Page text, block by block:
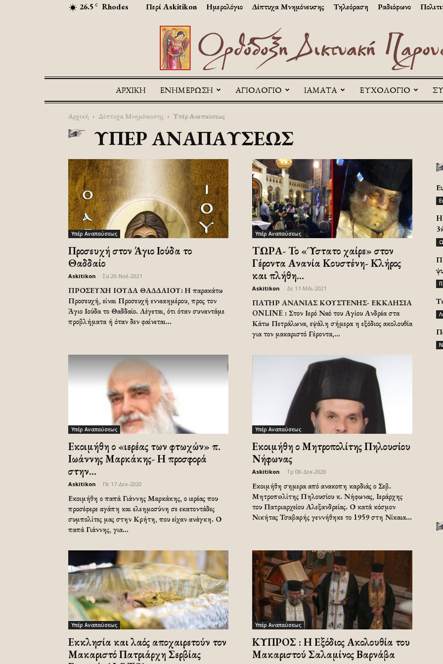
26.5 C Rhodes Περί Askitikon Ημερολόγιο Δίπτυχα Μνημόνευσης Τηλεόραση Ραδιόφωνο
Askitikon
ΑΡΧΙΚΉ ΕΝΗΜΕΡΩΣΗ ΑΓΙΟΛΟΓΙΟ ΙΑΜΑΤΑ ΕΥΧΟΛΟΓΙΟ
Αρχική Δίπτυχα Μνημόνευσης Υπέρ Αναπαύσεως
ΥΠΈΡ ΑΝΑΠΑΎΣΕΩΣ
Υπέρ Αναπαύσεως
Προσευχή στον Άγιο Ιούδα το
Θαδδαίο
Askitikon Σα 20-Νοέ-2021
ΠΡΟΣΕΥΧΗ ΙΟΥΔΑ ΘΑΔΔΑΙΟΥ: Η παρακάτω
Προσευχή, είναι Προσευχή εννεαημέρου, προς τον
Άγιο Ιούδα το Θαδδαίο. Λέγεται, ότι όταν συναντάμε
προβλήματα ή όταν δεν φαίνεται...
Υπέρ Αναπαύσεως
ΤΩΡΑ- Το «Ύστατο χαίρε» στον
Γέροντα Ανανία Κουστένη- Κλήρος
και πλήθη...
Askitikon Δε 17-Μάι-2021
ΠΑΤΗΡ ΑΝΑΝΙΑΣ ΚΟΥΣΤΕΝΗΣ- ΕΚΚΛΗΣΙΑ
ONLINE : Στον Ιερό Ναό του Αγίου Ανδρέα στα
Κάτω Πετράλωνα, εψάλη σήμερα η εξόδιος ακολουθία
για τον μακαριστό Γέροντα,...
Υπέρ Αναπαύσεως
Εκοιμήθη ο «ιερέας των φτωχών» π.
Ιωάννης Μαρκάκης- Η προσφορά
στην...
Askitikon Πε 17-Δεκ-2020
Εκοιμήθη ο παπά Γιάννης Μαρκάκης, ο ιερέας που
προσέφερε αγάπη και ελεημοσύνη σε εκατοντάδες
συμπολίτες μας στην Κρήτη, που είχαν ανάγκη. Ο
παπά Γιάννης, για...
Υπέρ Αναπαύσεως
Εκοιμήθη ο Μητροπολίτης Πηλουσίου
Νήφωνας
Askitikon Τρ 08-Δεκ-2020
Εκοιμήθη σημερα από ανακοπη καρδιάς ο Σεβ.
Μητροπoλίτης Πηλουσίου κ. Νήφωνας, Ιεράρχης
του Πατριαρχείου Αλεξανδρείας. Ο κατά κόσμον
Νικήτας Τσαβαρής γεννήθηκε το 1959 στη Νίκαια...
Υπέρ Αναπαύσεως
Εκκλησία και λαός αποχαιρετούν τον
Μακαριστό Πατριάρχη Σερβίας
Υπέρ Αναπαύσεως
ΚΥΠΡΟΣ : Η Εξόδιος Ακολουθία του
Μακαριστού Σαλαμίνος Βαρνάβα
H